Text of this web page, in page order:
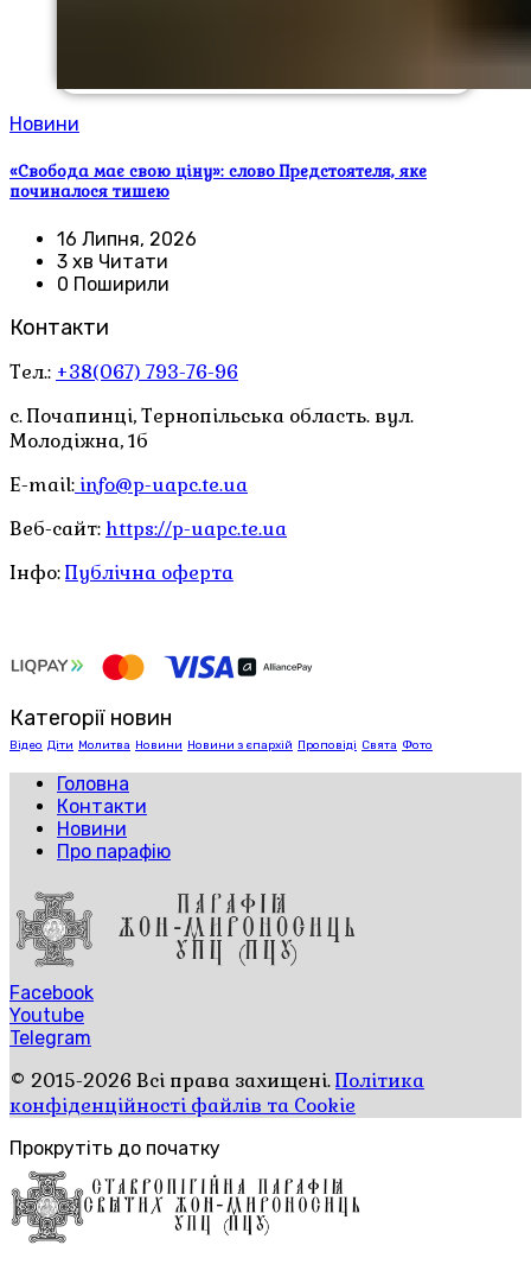
Новини
«Свобода має свою ціну»: слово Предстоятеля, яке
починалося тишею
16 Липня, 2026
3 хв Читати
0 Поширили
Контакти
Тел.: +38(067) 793-76-96
с. Почапинці, Тернопільська область. вул.
Молодіжна, 1б
E-mail: info@p-uapc.te.ua
Веб-сайт: https://p-uapc.te.ua
Інфо:Публічна оферта
Категорії новин
Відео Діти Молитва Новини Новини з єпархій Проповіді Свята Фото
Головна
Контакти
Новини
Про парафію
Facebook
Youtube
Telegram
© 2015-2026 Всі права захищені.Політика
конфіденційності файлів та Cookie
Прокрутіть до початку